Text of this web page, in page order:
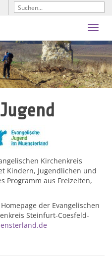
Kirchenkreis
Kindern, Jugendlichen und
Programm aus Freizeiten,
der Evangelischen
Steinfurt-Coesfeld-